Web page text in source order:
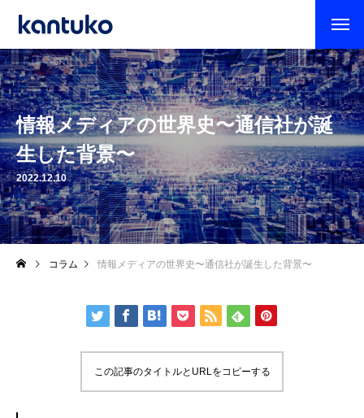
情報メディアの世界史〜通信社が誕
生した背景〜
2022.12.10
コラム 情報メディアの世界史〜通信社が誕生した背景〜
この記事のタイトルとURLをコピーする